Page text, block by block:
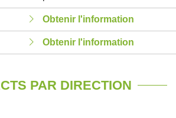
Obtenir l'information
Obtenir l'information
PAR DIRECTION